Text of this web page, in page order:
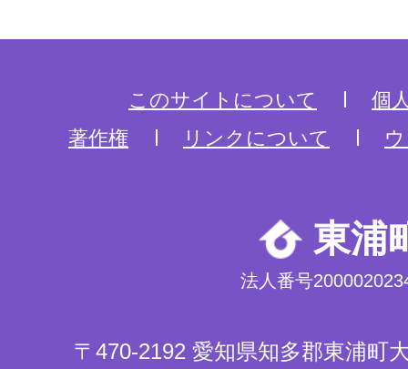
このサイトについて
個
著作権
リンクについて
東浦
法人番号
〒470-2192 愛知県知多郡東浦町